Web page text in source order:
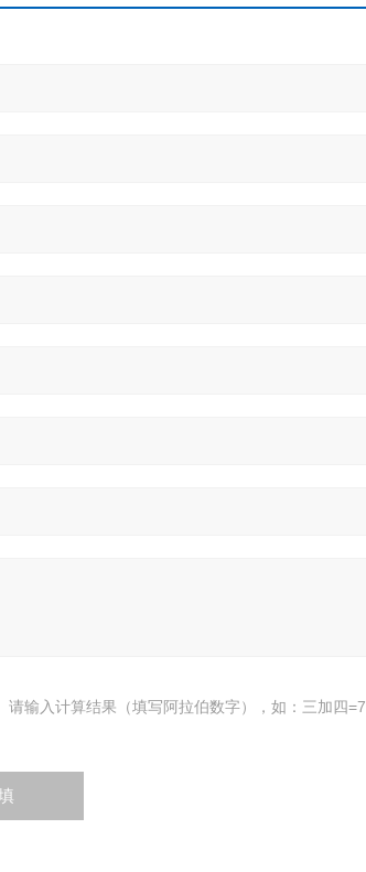
请输入计算结果（填写阿拉伯数字），如：三加四=7